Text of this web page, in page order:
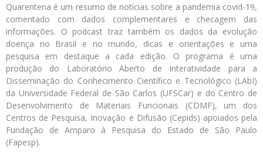
Quarentena é um resumo de notícias sobre a pandemia covid-19,
comentado com dados complementares e checagem das
informações. O podcast traz também os dados da evolução
doença no Brasil e no mundo, dicas e orientações e uma
pesquisa em destaque a cada edição. O programa é uma
produção do Laboratório Aberto de Interatividade para a
Disseminação do Conhecimento Científico e Tecnológico (LAbI)
da Universidade Federal de São Carlos (UFSCar) e do Centro de
Desenvolvimento de Materiais Funcionais (CDMF), um dos
Centros de Pesquisa, Inovação e Difusão (Cepids) apoiados pela
Fundação de Amparo à Pesquisa do Estado de São Paulo
(Fapesp).